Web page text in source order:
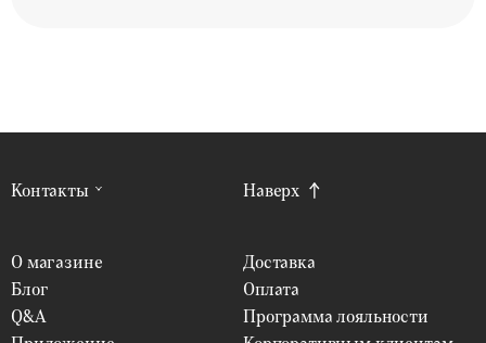
Контакты
О магазине
Блог
Q&A
Доставка
Оплата
Программа лояльности
Наверх